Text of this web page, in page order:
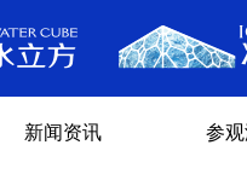
新闻资讯 参